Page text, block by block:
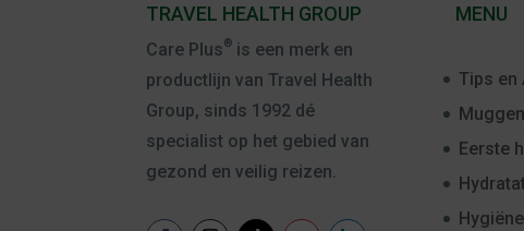
TRAVEL HEALTH GROUP
Care Plus® is een merk en
productlijn van Travel Health
Group, sinds 1992 dé
specialist op het gebied van
gezond en veilig reizen.
MENU
Tips en
Eerste
Hygiëne